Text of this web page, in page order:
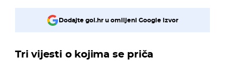
Dodajte gol.hr u omiljeni Google izvor
Tri vijesti o kojima se priča